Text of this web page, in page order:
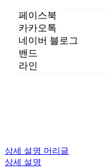
페이스북
카카오톡
네이버 블로그
밴드
라인
상세 설명 머리글
상세 설명